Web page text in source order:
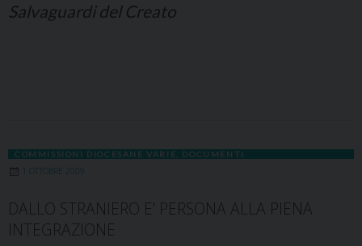
Salvaguardi del Creato
COMMISSIONI DIOCESANE VARIE DOCUMENTI
1 OTTOBRE 2009
DALLO STRANIERO E' PERSONA ALLA PIENA
INTEGRAZIONE